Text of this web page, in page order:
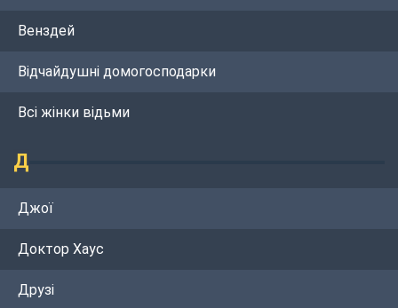
Венздей
Відчайдушні домогосподарки
Всі жінки відьми
Д
Джої
Доктор Хаус
Друзі